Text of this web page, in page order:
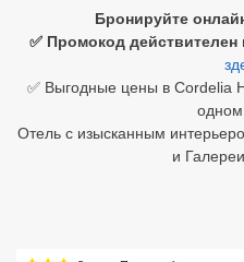
Бронируйте
✅ Промокод
✅ Выгодные цены в Cordelia
одном
Отель с изысканным
и
Таиланд
ОАЭ
Египет